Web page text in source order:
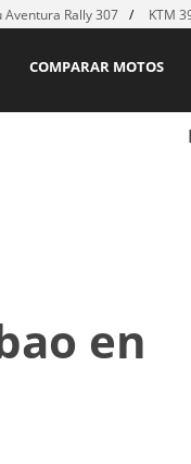
Aventura Rally 307 KTM
COMPARAR MOTOS
en